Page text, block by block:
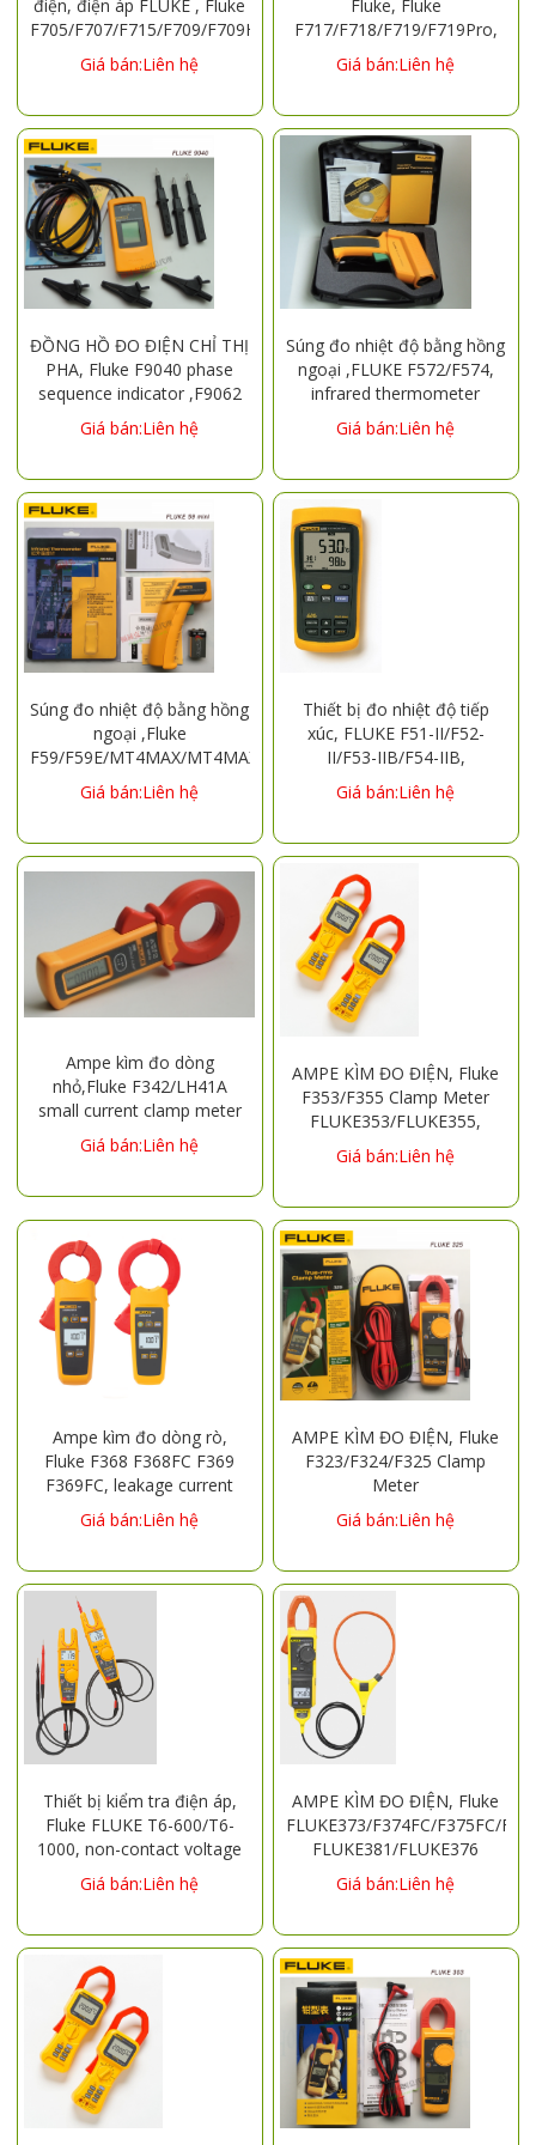
điện, điện áp FLUKE , Fluke
F705/F707/F715/F709/F709H,
Calibrator FLUKE715
Voltage Current Calibrator
Giá bán:Liên hệ
Fluke, Fluke
F717/F718/F719/F719Pro,
pressure calibrator
FLUKE718/719 pressure
Giá bán:Liên hệ
ĐỒNG HỒ ĐO ĐIỆN CHỈ THỊ
PHA, Fluke F9040 phase
sequence indicator ,F9062
motor phase sequence
indicator FLUKE2042 cable
Giá bán:Liên hệ
Súng đo nhiệt độ bằng hồng
ngoại ,FLUKE F572/F574,
infrared thermometer
,FLUKE574 thermometer
-30-900 °C
Giá bán:Liên hệ
Súng đo nhiệt độ bằng hồng
ngoại ,Fluke
F59/F59E/MT4MAX/MT4MAX+/F62MAX/F62MAX+/ST20MAX
Thermometer Kit
Giá bán:Liên hệ
Thiết bị đo nhiệt độ tiếp
xúc, FLUKE F51-II/F52-
II/F53-IIB/F54-IIB,
thermometer F52-2/F53-
2B/F54-2B
Giá bán:Liên hệ
Ampe kìm đo dòng
nhỏ,Fluke F342/LH41A
small current clamp meter
FLUKE342 clamp meter
F902FC clamp meter F360
Giá bán:Liên hệ
AMPE KÌM ĐO ĐIỆN, Fluke
F353/F355 Clamp Meter
FLUKE353/FLUKE355,
Clamp Meter High Current
2000A
Giá bán:Liên hệ
Ampe kìm đo dòng rò,
Fluke F368 F368FC F369
F369FC, leakage current
clamp table ,FLUKE368FC
FLUKE369FC
Giá bán:Liên hệ
AMPE KÌM ĐO ĐIỆN, Fluke
F323/F324/F325 Clamp
Meter
Giá bán:Liên hệ
Thiết bị kiểm tra điện áp,
Fluke FLUKE T6-600/T6-
1000, non-contact voltage
clamp meter, T5-600/T5-
1000 voltage clamp
Giá bán:Liên hệ
AMPE KÌM ĐO ĐIỆN, Fluke
FLUKE373/F374FC/F375FC/
FLUKE381/FLUKE376
Giá bán:Liên hệ